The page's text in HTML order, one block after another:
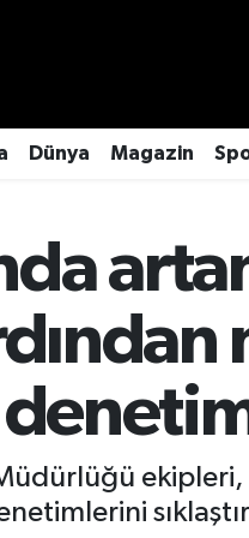
Dünya Magazin